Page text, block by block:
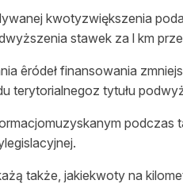
kwotyzwiększenia
stawek za l km
êródeł finansowania
terytorialnegoz tytułu
podczas
także, jakiekwoty na